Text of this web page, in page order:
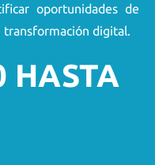
oportunidades de
digital.
HASTA